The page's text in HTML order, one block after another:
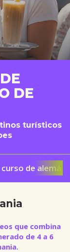
DE
turísticos
curso de alemán
que combina
de 4 a 6